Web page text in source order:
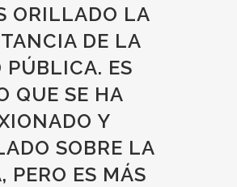
ORILLADO LA
DE LA
PÚBLICA. ES
QUE SE HA
Y
SOBRE LA
PERO ES MÁS